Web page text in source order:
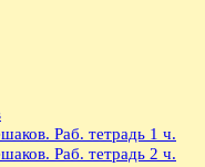
Раб. тетрадь 1 ч.
Раб. тетрадь 2 ч.